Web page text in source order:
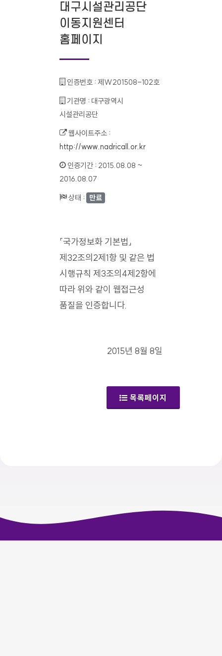
대구시설관리공단
이동지원센터
홈페이지
인증번호 : 제W201508-102호
기관명 : 대구광역시
시설관리공단
웹사이트주소 :
http://www.nadricall.or.kr
인증기간 : 2015.08.08 ~
2016.08.07
상태 : 만료
「국가정보화 기본법」
제32조의2제1항 및 같은 법
시행규칙 제3조의4제2항에
따라 위와 같이 웹접근성
품질을 인증합니다.
2015년 8월 8일
목록페이지